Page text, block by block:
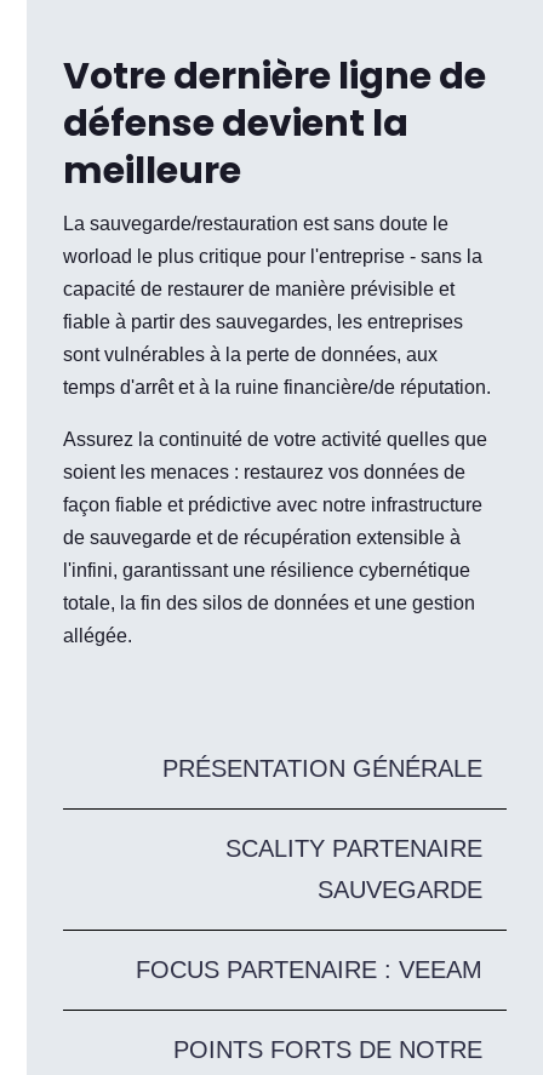
Votre dernière ligne de
défense devient la
meilleure
La sauvegarde/restauration est sans doute le
worload le plus critique pour l'entreprise - sans la
capacité de restaurer de manière prévisible et
fiable à partir des sauvegardes, les entreprises
sont vulnérables à la perte de données, aux
temps d'arrêt et à la ruine financière/de réputation.
Assurez la continuité de votre activité quelles que
soient les menaces : restaurez vos données de
façon fiable et prédictive avec notre infrastructure
de sauvegarde et de récupération extensible à
l'infini, garantissant une résilience cybernétique
totale, la fin des silos de données et une gestion
allégée.
PRÉSENTATION GÉNÉRALE
SCALITY PARTENAIRE
SAUVEGARDE
FOCUS PARTENAIRE : VEEAM
POINTS FORTS DE NOTRE